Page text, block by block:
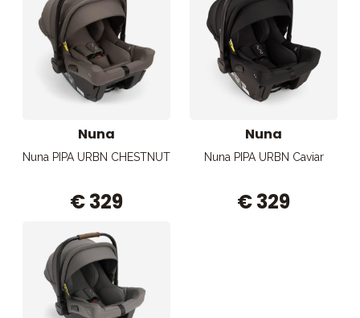
Nuna
Nuna PIPA URBN CHESTNUT
€ 329
Nuna
Nuna PIPA URBN Caviar
€ 329
Myymälämme